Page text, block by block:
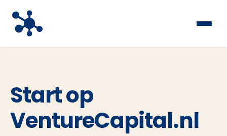
Start op
VentureCapital.nl